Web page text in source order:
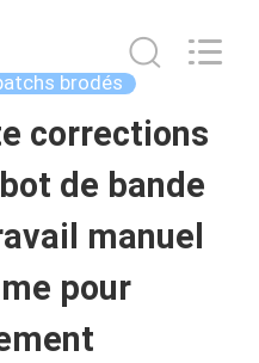
brodés
corrections
de bande
manuel
pour